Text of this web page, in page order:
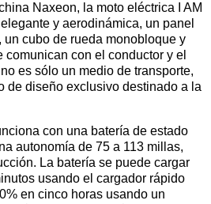
Naxeon, la moto eléctrica I AM
y aerodinámica, un panel
un cubo de rueda monobloque y
comunican con el conductor y el
es sólo un medio de transporte,
de diseño exclusivo destinado a la
con una batería de estado
autonomía de 75 a 113 millas,
La batería se puede cargar
usando el cargador rápido
en cinco horas usando un